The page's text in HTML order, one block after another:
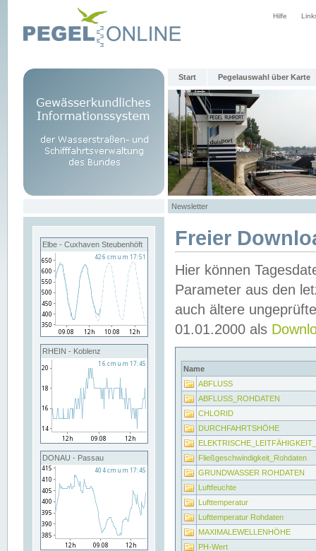
Hilfe
Start Pegelauswahl über Karte
Newsletter
Elbe - Cuxhaven Steubenhöft
RHEIN - Koblenz
DONAU - Passau
Freier
Hier können
Parameter aus den
auch ältere
01.01.2000 als
Name
ABFLUSS
ABFLUSS_ROHDATEN
CHLORID
DURCHFAHRTSHÖHE
Fließgeschwindigkeit_Rohdaten
GRUNDWASSER ROHDATEN
Luftfeuchte
Lufttemperatur
Lufttemperatur Rohdaten
MAXIMALEWELLENHÖHE
PH-Wert